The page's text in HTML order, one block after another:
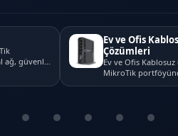
ağ, güvenlik
Ev ve Ofis
Çözümleri
Ev ve Ofis
MikroTik
ağ, güvenlik ve